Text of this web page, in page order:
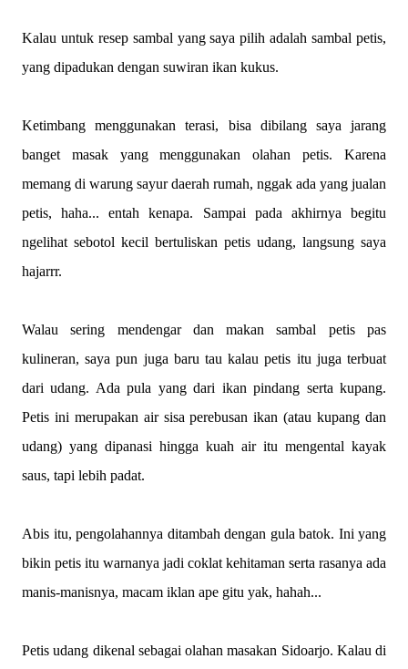
Kalau untuk resep sambal yang saya pilih adalah sambal petis,
yang dipadukan dengan suwiran ikan kukus.
Ketimbang menggunakan terasi, bisa dibilang saya jarang
banget masak yang menggunakan olahan petis. Karena
memang di warung sayur daerah rumah, nggak ada yang jualan
petis, haha... entah kenapa. Sampai pada akhirnya begitu
ngelihat sebotol kecil bertuliskan petis udang, langsung saya
hajarrr.
Walau sering mendengar dan makan sambal petis pas
kulineran, saya pun juga baru tau kalau petis itu juga terbuat
dari udang. Ada pula yang dari ikan pindang serta kupang.
Petis ini merupakan air sisa perebusan ikan (atau kupang dan
udang) yang dipanasi hingga kuah air itu mengental kayak
saus, tapi lebih padat.
Abis itu, pengolahannya ditambah dengan gula batok. Ini yang
bikin petis itu warnanya jadi coklat kehitaman serta rasanya ada
manis-manisnya, macam iklan ape gitu yak, hahah...
Petis udang dikenal sebagai olahan masakan Sidoarjo. Kalau di